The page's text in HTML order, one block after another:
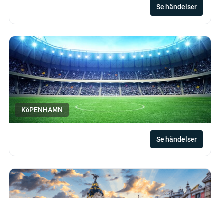
Se händelser
KöPENHAMN
Se händelser